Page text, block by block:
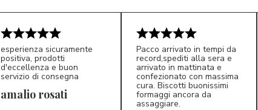
esperienza sicuramente
positiva, prodotti
d'eccellenza e buon
servizio di consegna
amalio rosati
Pacco arrivato in tempi da
record,spediti alla sera e
arrivato in mattinata e
confezionato con massima
cura. Biscotti buonissimi
formaggi ancora da
assaggiare.